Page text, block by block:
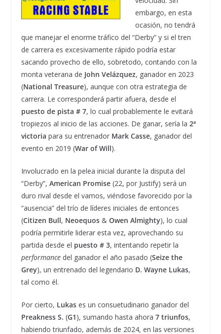
embargo, en esta
ocasión, no tendrá
que manejar el enorme tráfico del “Derby” y si el tren
de carrera es excesivamente rápido podría estar
sacando provecho de ello, sobretodo, contando con la
monta veterana de John Velázquez, ganador en 2023
(National Treasure), aunque con otra estrategia de
carrera. Le corresponderá partir afuera, desde el
puesto de pista # 7, lo cual probablemente le evitará
tropiezos al inicio de las acciones. De ganar, sería la 2ª
victoria para su entrenador Mark Casse, ganador del
evento en 2019 (War of Will).
Involucrado en la pelea inicial durante la disputa del
“Derby”, American Promise(22, por Justify) será un
duro rival desde el vamos, viéndose favorecido por la
“ausencia” del trío de líderes iniciales de entonces
(Citizen Bull, Neoequos & Owen Almighty), lo cual
podría permitirle liderar esta vez, aprovechando su
partida desde el puesto # 3, intentando repetir la
performancedel ganador el año pasado (Seize the
Grey), un entrenado del legendario D. Wayne Lukas,
tal como él.
Por cierto, Lukas es un consuetudinario ganador del
Preakness S. (G1), sumando hasta ahora 7 triunfos,
habiendo triunfado, además de 2024, en las versiones